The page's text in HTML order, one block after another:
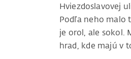
Hviezdoslavovej
Podľa neho malo
je orol, ale sokol.
hrad, kde majú v